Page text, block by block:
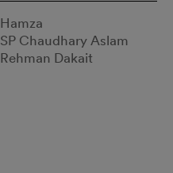
Hamza
SP Chaudhary Aslam
Rehman Dakait